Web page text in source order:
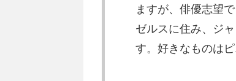
ますが、俳優志望
ゼルスに住み、ジ
す。好きなものは